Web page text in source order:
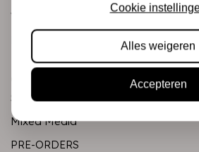
Verzending en retourneren
Betalingsmogelijkheden
Scrapbooking
Mixed Media
PRE-ORDERS
Cookie
Alles weigeren
Accepteren